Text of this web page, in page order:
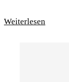
Weiterlesen